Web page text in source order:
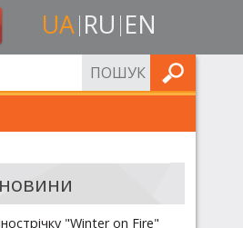
UA RU EN
ШУКАТИ
"Winter on Fire"